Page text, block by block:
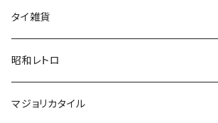
タイ雑貨
昭和レトロ
マジョリカタイル